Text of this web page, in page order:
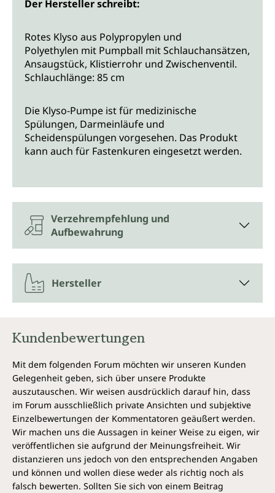
Der Hersteller schreibt:
Rotes Klyso aus Polypropylen und
Polyethylen mit Pumpball mit Schlauchansätzen,
Ansaugstück, Klistierrohr und Zwischenventil.
Schlauchlänge: 85 cm
Die Klyso-Pumpe ist für medizinische
Spülungen, Darmeinläufe und
Scheidenspülungen vorgesehen. Das Produkt
kann auch für Fastenkuren eingesetzt werden.
Verzehrempfehlung und
Aufbewahrung
Hersteller
Kundenbewertungen
Mit dem folgenden Forum möchten wir unseren Kunden
Gelegenheit geben, sich über unsere Produkte
auszutauschen. Wir weisen ausdrücklich darauf hin, dass
im Forum ausschließlich private Ansichten und subjektive
Einzelbewertungen der Kommentatoren geäußert werden.
Wir machen uns die Aussagen in keiner Weise zu eigen, wir
veröffentlichen sie aufgrund der Meinungsfreiheit. Wir
distanzieren uns jedoch von den entsprechenden Angaben
und können und wollen diese weder als richtig noch als
falsch bewerten. Sollten Sie sich von einem Beitrag